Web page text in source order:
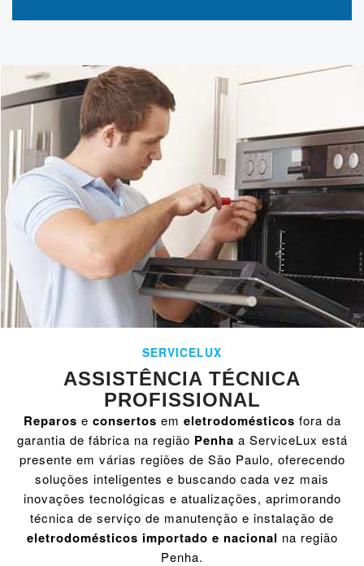
SERVICELUX
ASSISTÊNCIA TÉCNICA
PROFISSIONAL
Reparos e consertos em eletrodomésticos fora da
garantia de fábrica na região Penha a ServiceLux está
presente em várias regiões de São Paulo, oferecendo
soluções inteligentes e buscando cada vez mais
inovações tecnológicas e atualizações, aprimorando
técnica de serviço de manutenção e instalação de
eletrodomésticos importado e nacional na região
Penha.